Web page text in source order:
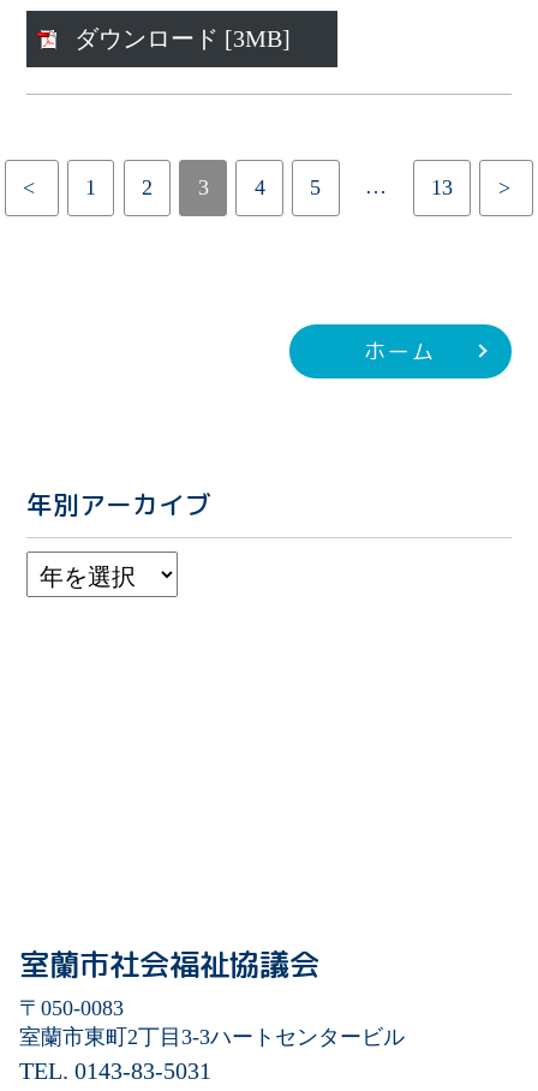
ダウンロード [3MB]
< 1 2 3 4 5 … 13 >
ホーム
年別アーカイブ
室蘭市社会福祉協議会
〒050-0083
室蘭市東町2丁目3-3ハートセンタービル
TEL. 0143-83-5031